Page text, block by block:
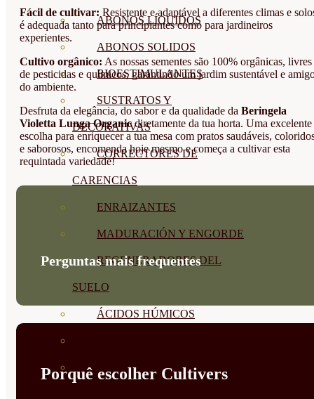
ABONOS LÍQUIDOS
ABONOS SOLIDOS
BIOESTIMULANTES
SUSTRATOS Y
DECORATIVAS
CORRECTORES DE
CARENCIAS
ENRAIZANTES
MADURACIÓN Y ENGORDE
REGENERADORES DEL
SUELO
ÁCIDOS HÚMICOS
PROTECCIÓN CULTIVOS Y
Fácil de cultivar: Resistente e adaptável a diferentes climas e
é adequada tanto para principiantes como para jardineiros
experientes.
Cultivo orgânico: As nossas sementes são 100% orgânicas, livres
de pesticidas e químicos, garantindo um jardim sustentável e
do ambiente.
Desfruta da elegância, do sabor e da qualidade da Beringela
Violetta Lunga Organicdiretamente da tua horta. Uma excelente
escolha para enriquecer a tua mesa com pratos saudáveis,
e saborosos, encomenda hoje mesmo e começa a cultivar esta
requintada variedade!
Perguntas mais frequentes
Porquê escolher Cultivers